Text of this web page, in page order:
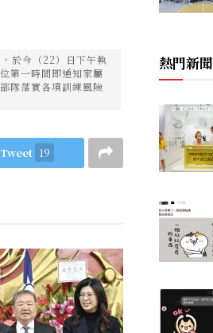
於今（22）日下午執
第一時間即通知家屬
隊落實各項訓練風險
Tweet 19
熱門新聞